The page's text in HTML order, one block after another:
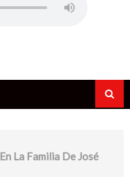
La Familia De José